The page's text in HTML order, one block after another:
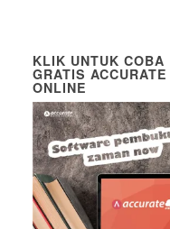
KLIK UNTUK COBA
GRATIS ACCURATE
ONLINE